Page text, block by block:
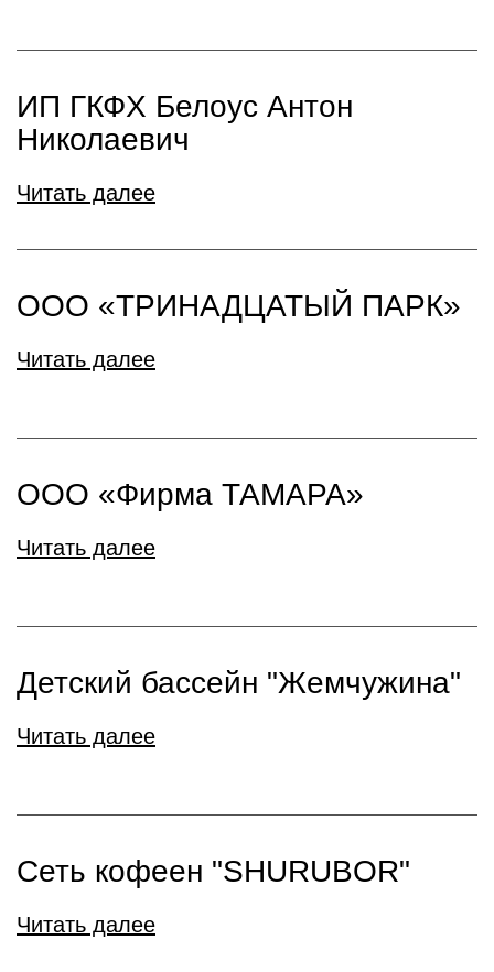
ИП ГКФХ Белоус Антон
Николаевич
Читать далее
ООО «ТРИНАДЦАТЫЙ ПАРК»
Читать далее
ООО «Фирма ТАМАРА»
Читать далее
Детский бассейн "Жемчужина"
Читать далее
Сеть кофеен "SHURUBOR"
Читать далее